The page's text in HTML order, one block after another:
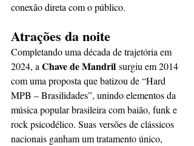
conexão direta com o público.
Atrações da noite
Completando uma década de trajetória em
2024, a Chave de Mandril surgiu em 2014
com uma proposta que batizou de “Hard
MPB – Brasilidades”, unindo elementos da
música popular brasileira com baião, funk e
rock psicodélico. Suas versões de clássicos
nacionais ganham um tratamento único,